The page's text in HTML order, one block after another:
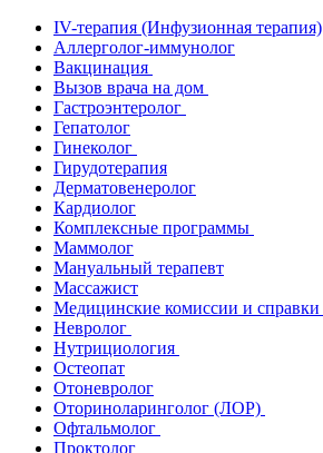
IV-терапия (Инфузионная терапия)
Аллерголог-иммунолог
Вакцинация
Вызов врача на дом
Гастроэнтеролог
Гепатолог
Гинеколог
Гирудотерапия
Дерматовенеролог
Кардиолог
Комплексные программы
Маммолог
Мануальный терапевт
Массажист
Медицинские комиссии и справки
Невролог
Нутрициология
Остеопат
Отоневролог
Оториноларинголог (ЛОР)
Офтальмолог
Проктолог